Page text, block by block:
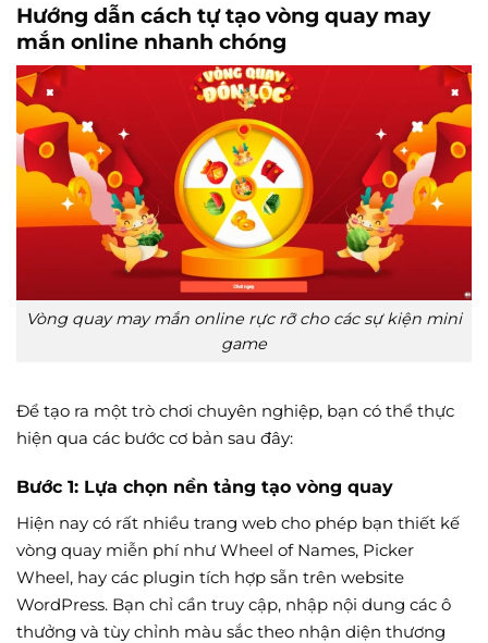
Hướng dẫn cách tự tạo vòng quay may
mắn online nhanh chóng
Vòng quay may mắn online rực rỡ cho các sự kiện mini
game
Để tạo ra một trò chơi chuyên nghiệp, bạn có thể thực
hiện qua các bước cơ bản sau đây:
Bước 1: Lựa chọn nền tảng tạo vòng quay
Hiện nay có rất nhiều trang web cho phép bạn thiết kế
vòng quay miễn phí như Wheel of Names, Picker
Wheel, hay các plugin tích hợp sẵn trên website
WordPress. Bạn chỉ cần truy cập, nhập nội dung các ô
thưởng và tùy chỉnh màu sắc theo nhận diện thương